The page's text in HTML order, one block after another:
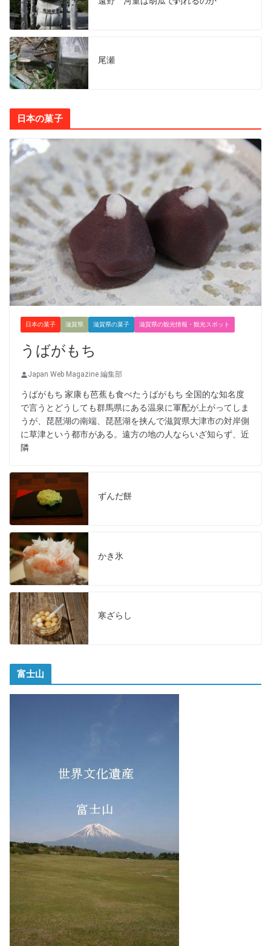
尾瀬
日本の菓子
日本の菓子 滋賀県 滋賀県の菓子 滋賀県の観光情報・観光スポット
うばがもち
Japan Web Magazine 編集部
うばがもち 家康も芭蕉も食べたうばがもち 全国的な知名度
で言うとどうしても群馬県にある温泉に軍配が上がってしま
うが、琵琶湖の南端、琵琶湖を挟んで滋賀県大津市の対岸側
に草津という都市がある。遠方の地の人ならいざ知らず、近
隣
ずんだ餅
かき氷
寒ざらし
富士山